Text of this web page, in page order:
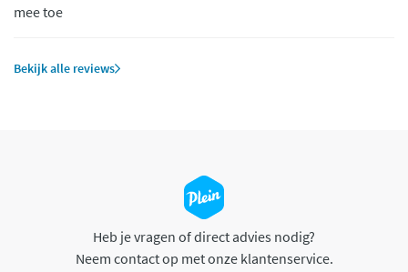
mee toe
Bekijk alle reviews
Heb je vragen of direct advies nodig?
Neem contact op met onze klantenservice.